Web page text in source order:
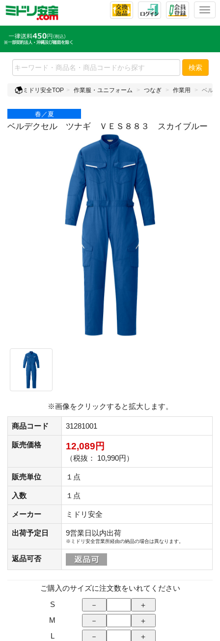
T
l
e
n
v
a
検索
ミドリ安全TOP 作業服・ユニフォーム つなぎ 作業用 ベル
春／夏
ベルデクセル ツナギ ＶＥＳ８８３ スカイブルー
※画像をクリックすると拡大します。
商品コード 31281001
販売価格 12,089円
（税抜： 10,990円）
販売単位 １点
入数 １点
メーカー ミドリ安全
出荷予定日 9営業日以内出荷
※ミドリ安全営業所経由の納品の場合は異なります。
返品可否
ご購入のサイズに注文数をいれてください
S
M
L